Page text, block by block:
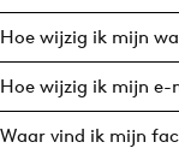
Diversiteit
Effectiviteit
Gedragsverandering
Influencer marketing
Hoe wijzig ik mijn
Hoe wijzig ik mijn e-
Waar vind ik mijn